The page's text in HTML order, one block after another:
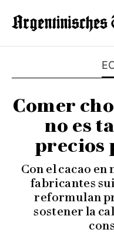
Comer
no es
precios
Con el cacao
fabricantes
reformulan
sostener la